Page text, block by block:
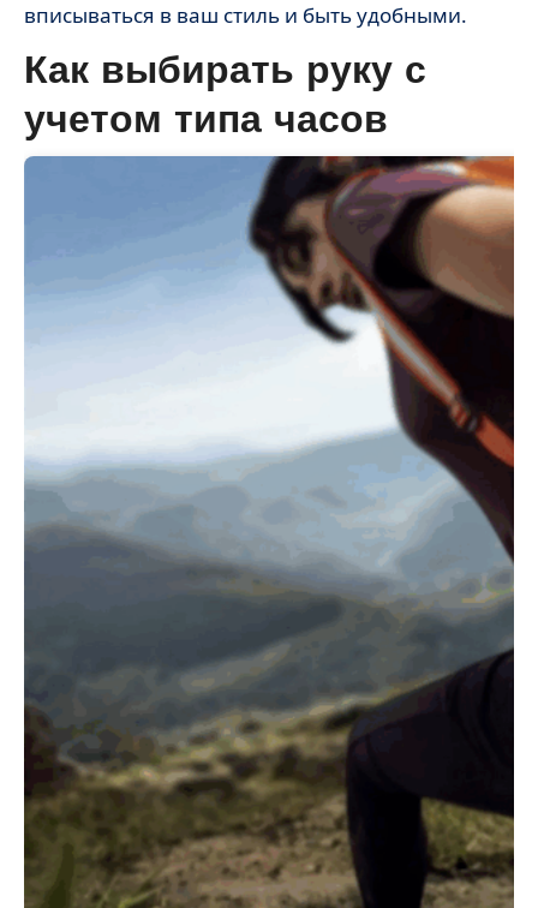
вписываться в ваш стиль и быть удобными.
Как выбирать руку с
учетом типа часов